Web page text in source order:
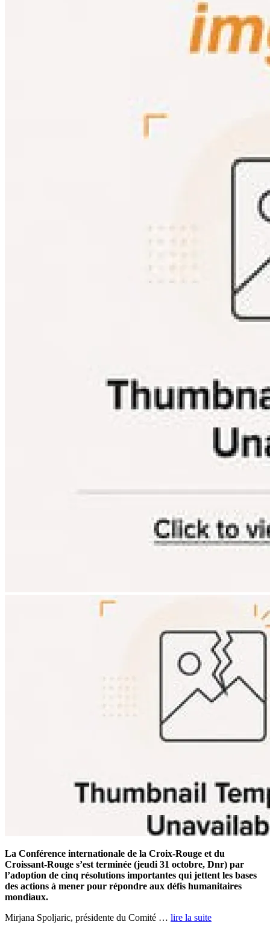
La Conférence internationale de la Croix-Rouge et du
Croissant-Rouge s’est terminée (jeudi 31 octobre, Dnr) par
l’adoption de cinq résolutions importantes qui jettent les bases
des actions à mener pour répondre aux défis humanitaires
mondiaux.
Mirjana Spoljaric, présidente du Comité … lire la suite